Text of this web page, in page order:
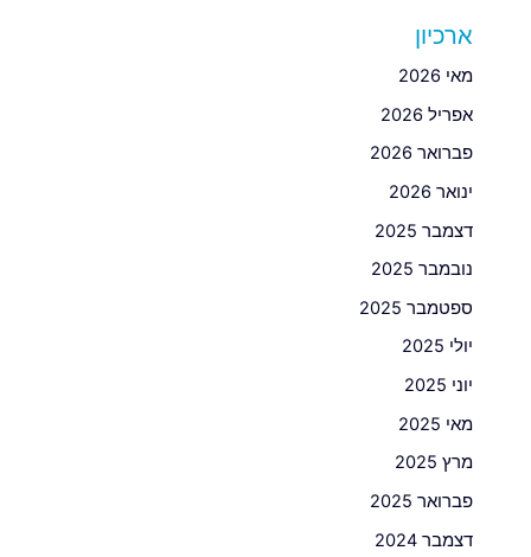
ארכיון
מאי 2026
אפריל 2026
פברואר 2026
ינואר 2026
דצמבר 2025
נובמבר 2025
ספטמבר 2025
יולי 2025
יוני 2025
מאי 2025
מרץ 2025
פברואר 2025
דצמבר 2024